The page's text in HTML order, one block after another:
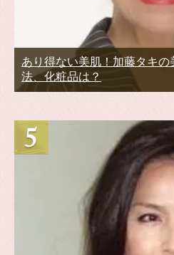
あり得ない美肌！加藤タキ
法、化粧品は？